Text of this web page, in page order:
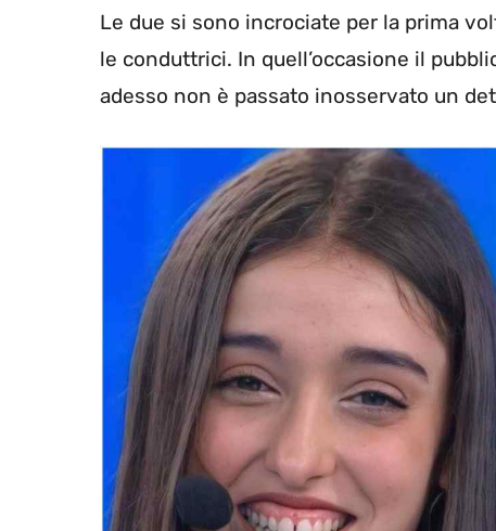
Le due si sono incrociate per la prima
le conduttrici. In quell’occasione il
adesso non è passato inosservato un